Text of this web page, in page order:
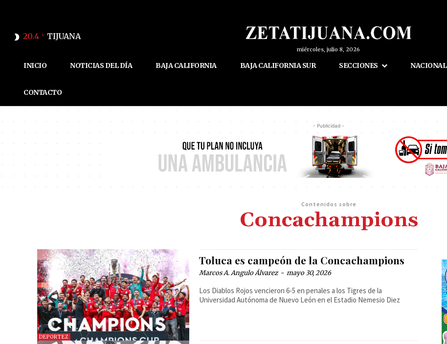
20.4 C TIJUANA
miércoles, julio 8, 2026
INICIO NOTICIAS DEL DÍA BAJA CALIFORNIA BAJA CALIFORNIA SUR SECCIONES NACIONAL
CONTACTO
- Publicidad -
Contenidos sobre
Concachampions
DEPORTEZ
Toluca es campeón de la Concachampions
Marcos A. Angulo Álvarez - mayo 30, 2026
Los Diablos Rojos vencieron 6-5 en penales a los Tigres de la
Universidad Autónoma de Nuevo León en el Estadio Nemesio Diez